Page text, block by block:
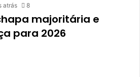
atrás 8
majoritária e
para 2026